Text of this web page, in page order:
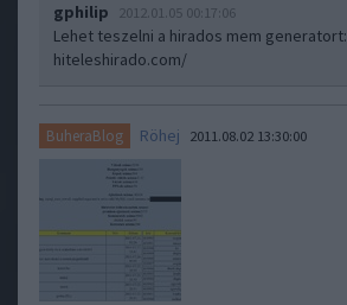
gphilip 2012.01.05 00:17:06
Lehet teszelni a hirados mem generatort:
hiteleshirado.com/
BuheraBlog Röhej 2011.08.02 13:30:00